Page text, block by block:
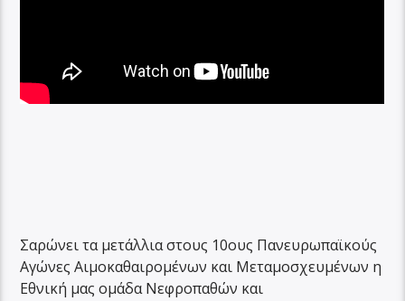
Σαρώνει τα μετάλλια στους 10ους Πανευρωπαϊκούς
Αγώνες Αιμοκαθαιρομένων και Μεταμοσχευμένων η
Εθνική μας ομάδα Νεφροπαθών και